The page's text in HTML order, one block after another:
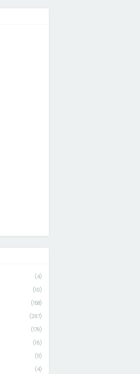
(4)
(10)
(158)
(297)
(179)
(16)
(11)
(4)